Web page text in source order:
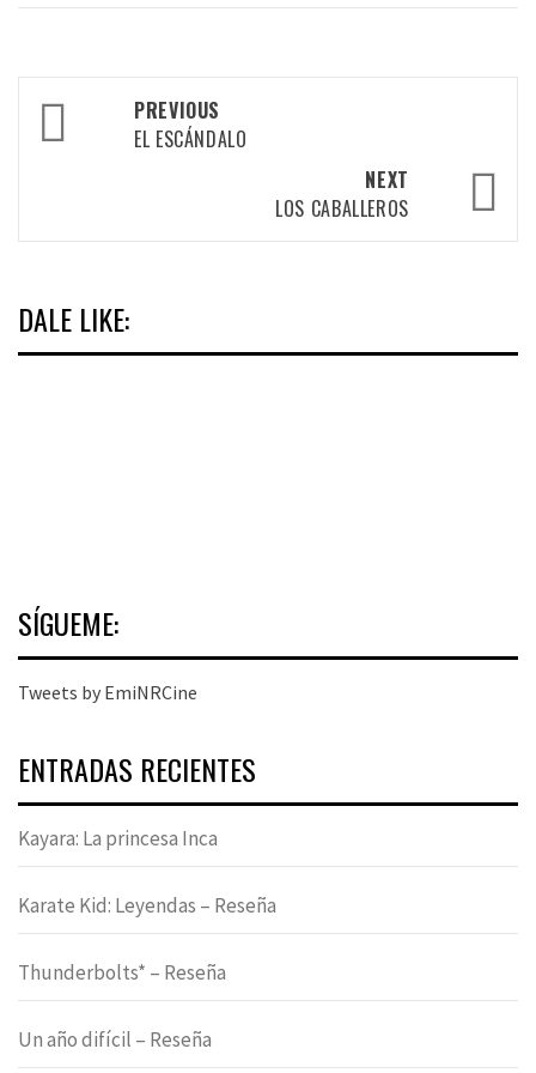
Post
navigation
PREVIOUS
EL ESCÁNDALO
NEXT
LOS CABALLEROS
DALE LIKE:
SÍGUEME:
Tweets by EmiNRCine
ENTRADAS RECIENTES
Kayara: La princesa Inca
Karate Kid: Leyendas – Reseña
Thunderbolts* – Reseña
Un año difícil – Reseña